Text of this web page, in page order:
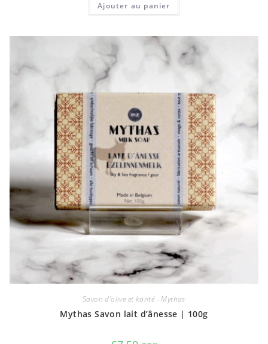
Ajouter au panier
Savon d'olive et karité - Mythas
Mythas Savon lait d’ânesse | 100g